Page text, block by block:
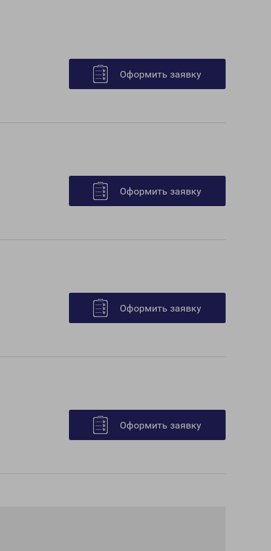
Оформить заявку
Оформить заявку
Оформить заявку
Оформить заявку